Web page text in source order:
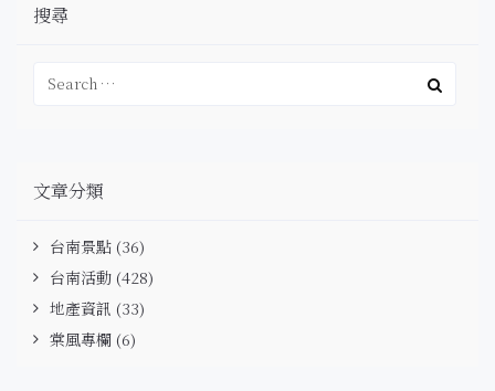
搜尋
文章分類
台南景點 (36)
台南活動 (428)
地產資訊 (33)
棠風專欄 (6)